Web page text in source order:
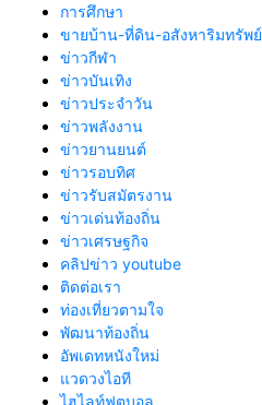
การศึกษา
ขายบ้าน-ที่ดิน-อสังหาริมทรัพย์
ข่าวกีฬา
ข่าวบันเทิง
ข่าวประจำวัน
ข่าวพลังงาน
ข่าวยานยนต์
ข่าวรอบทิศ
ข่าวรับสมัตรงาน
ข่าวเด่นท้องถิ่น
ข่าวเศรษฐกิจ
คลิปข่าว youtube
ติดต่อเรา
ท่องเที่ยวตามใจ
พัฒนาท้องถิ่น
อัพเดทหนังใหม่
แวดวงไอที
ไฮไลท์ฟุตบอล